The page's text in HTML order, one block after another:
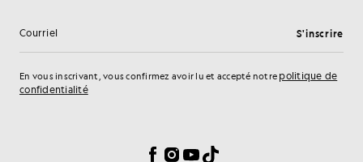
Adresse e-mail S'inscrire
En vous inscrivant, vous confirmez avoir lu et accepté notre politique de
confidentialité
Facebook
Instagram
YouTube
TikTok